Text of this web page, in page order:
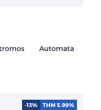
Automata
-13% THM 5.99%